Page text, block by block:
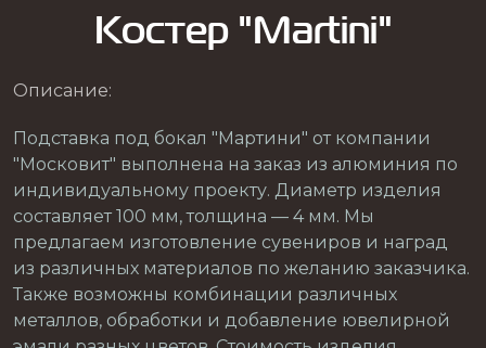
Костер "Martini"
Описание:
Подставка под бокал "Мартини" от компании
"Московит" выполнена на заказ из алюминия по
индивидуальному проекту. Диаметр изделия
составляет 100 мм, толщина — 4 мм. Мы
предлагаем изготовление сувениров и наград
из различных материалов по желанию заказчика.
Также возможны комбинации различных
металлов, обработки и добавление ювелирной